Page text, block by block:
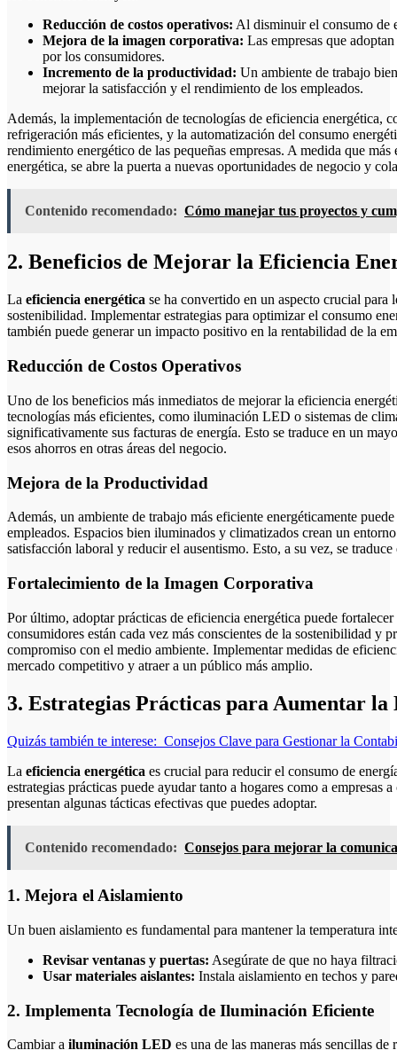
Reducción de costos operativos: Al disminuir el consumo de
Mejora de la imagen corporativa: Las empresas que
por los consumidores.
Incremento de la productividad: Un ambiente de trabajo
mejorar la satisfacción y el rendimiento de los empleados.
Además, la implementación de tecnologías de eficiencia energética,
refrigeración más eficientes, y la automatización del consumo
rendimiento energético de las pequeñas empresas. A medida que
energética, se abre la puerta a nuevas oportunidades de negocio y
Contenido recomendado: Cómo manejar tus proyectos y
2. Beneficios de Mejorar la Eficiencia
La eficiencia energética se ha convertido en un aspecto crucial para
sostenibilidad. Implementar estrategias para optimizar el consumo
también puede generar un impacto positivo en la rentabilidad de la
Reducción de Costos Operativos
Uno de los beneficios más inmediatos de mejorar la eficiencia
tecnologías más eficientes, como iluminación LED o sistemas de
significativamente sus facturas de energía. Esto se traduce en un
esos ahorros en otras áreas del negocio.
Mejora de la Productividad
Además, un ambiente de trabajo más eficiente energéticamente
empleados. Espacios bien iluminados y climatizados crean un
satisfacción laboral y reducir el ausentismo. Esto, a su vez, se
Fortalecimiento de la Imagen Corporativa
Por último, adoptar prácticas de eficiencia energética puede
consumidores están cada vez más conscientes de la sostenibilidad y
compromiso con el medio ambiente. Implementar medidas de
mercado competitivo y atraer a un público más amplio.
3. Estrategias Prácticas para Aumentar
Quizás también te interese: Consejos Clave para Gestionar la
La eficiencia energética es crucial para reducir el consumo de
estrategias prácticas puede ayudar tanto a hogares como a empresas
presentan algunas tácticas efectivas que puedes adoptar.
Contenido recomendado: Consejos para mejorar la
1. Mejora el Aislamiento
Un buen aislamiento es fundamental para mantener la temperatura
Revisar ventanas y puertas: Asegúrate de que no haya
Usar materiales aislantes: Instala aislamiento en techos y
2. Implementa Tecnología de Iluminación Eficiente
Cambiar a iluminación LED es una de las maneras más sencillas